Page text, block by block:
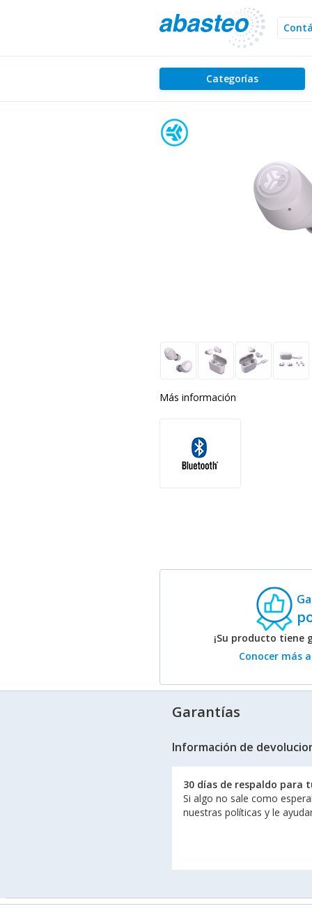
Categorías
Más información
¡Su producto tiene
Conocer más
Garantías
Información de
30 días de respaldo para
Si algo no sale como
nuestras políticas y le